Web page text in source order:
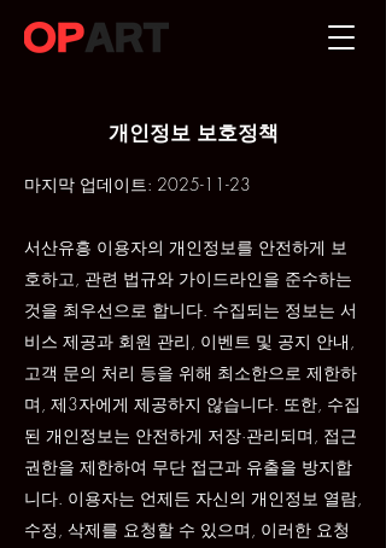
개인정보 보호정책
마지막 업데이트: 2025-11-23
서산유흥 이용자의 개인정보를 안전하게 보
호하고, 관련 법규와 가이드라인을 준수하는
것을 최우선으로 합니다. 수집되는 정보는 서
비스 제공과 회원 관리, 이벤트 및 공지 안내,
고객 문의 처리 등을 위해 최소한으로 제한하
며, 제3자에게 제공하지 않습니다. 또한, 수집
된 개인정보는 안전하게 저장·관리되며, 접근
권한을 제한하여 무단 접근과 유출을 방지합
니다. 이용자는 언제든 자신의 개인정보 열람,
수정, 삭제를 요청할 수 있으며, 이러한 요청